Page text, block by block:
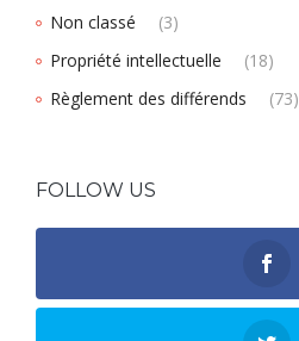
Non classé
(3)
Propriété intellectuelle
(18)
Règlement des différends
(73)
FOLLOW US